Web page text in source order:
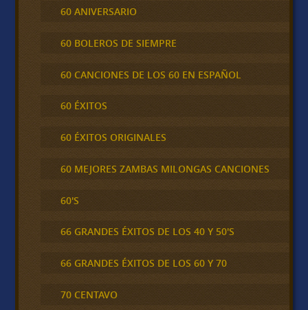
60 ANIVERSARIO
60 BOLEROS DE SIEMPRE
60 CANCIONES DE LOS 60 EN ESPAÑOL
60 ÉXITOS
60 ÉXITOS ORIGINALES
60 MEJORES ZAMBAS MILONGAS CANCIONES
60'S
66 GRANDES ÉXITOS DE LOS 40 Y 50'S
66 GRANDES ÉXITOS DE LOS 60 Y 70
70 CENTAVO